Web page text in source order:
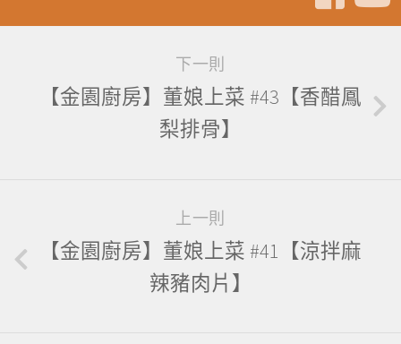
下一則
【金園廚房】董娘上菜 #43【香醋鳳
梨排骨】
上一則
【金園廚房】董娘上菜 #41【涼拌麻
辣豬肉片】